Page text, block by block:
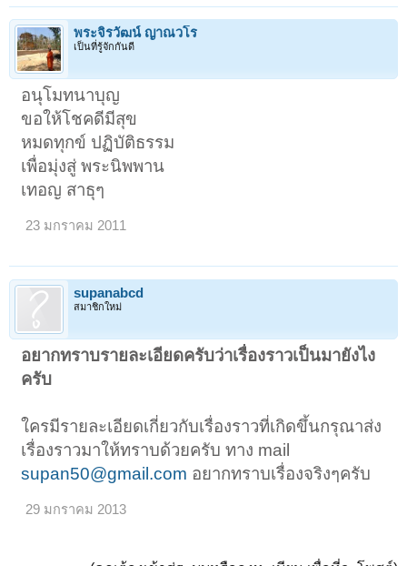
พระจิรวัฒน์ ญาณวโร
เป็นที่รู้จักกันดี
อนุโมทนาบุญ
ขอให้โชคดีมีสุข
หมดทุกข์ ปฏิบัติธรรม
เพื่อมุ่งสู่ พระนิพพาน
เทอญ สาธุๆ
23 มกราคม 2011
supanabcd
สมาชิกใหม่
อยากทราบรายละเอียดครับว่าเรื่องราวเป็นมายังไง
ครับ
ใครมีรายละเอียดเกี่ยวกับเรื่องราวที่เกิดขึ้นกรุณาส่ง
เรื่องราวมาให้ทราบด้วยครับ ทาง mail
supan50@gmail.com อยากทราบเรื่องจริงๆครับ
29 มกราคม 2013